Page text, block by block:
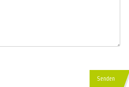
Senden